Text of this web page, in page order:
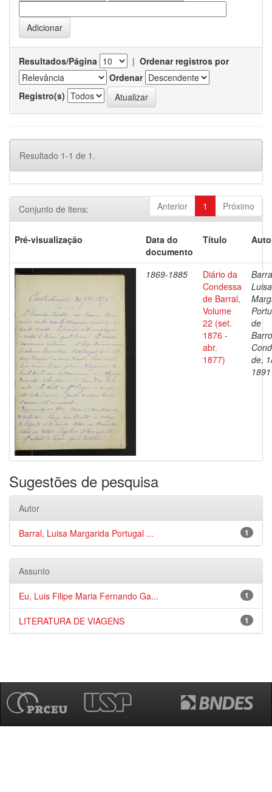
Resultados/Página | Ordenar registros por
Ordenar
Registro(s)
Resultado 1-1 de 1.
Anterior 1 Próximo
Conjunto de itens:
Pré-visualização
Data do
documento
Título
1869-1885
Diário da
Condessa
de Barral,
Volume
22 (set.
1876 -
abr.
1877)
Luisa
de
de,
1891
Sugestões de pesquisa
Autor
1
Barral, Luisa Margarida Portugal ...
Assunto
1
Eu, Luis Filipe Maria Fernando Ga...
1
LITERATURA DE VIAGENS